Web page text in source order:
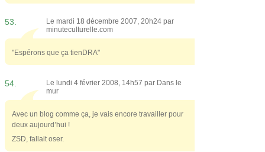
53.
Le mardi 18 décembre 2007, 20h24 par
minuteculturelle.com
"Espérons que ça tienDRA"
54. Le lundi 4 février 2008, 14h57 par Dans le
mur
Avec un blog comme ça, je vais encore travailler pour
deux aujourd’hui !
ZSD, fallait oser.